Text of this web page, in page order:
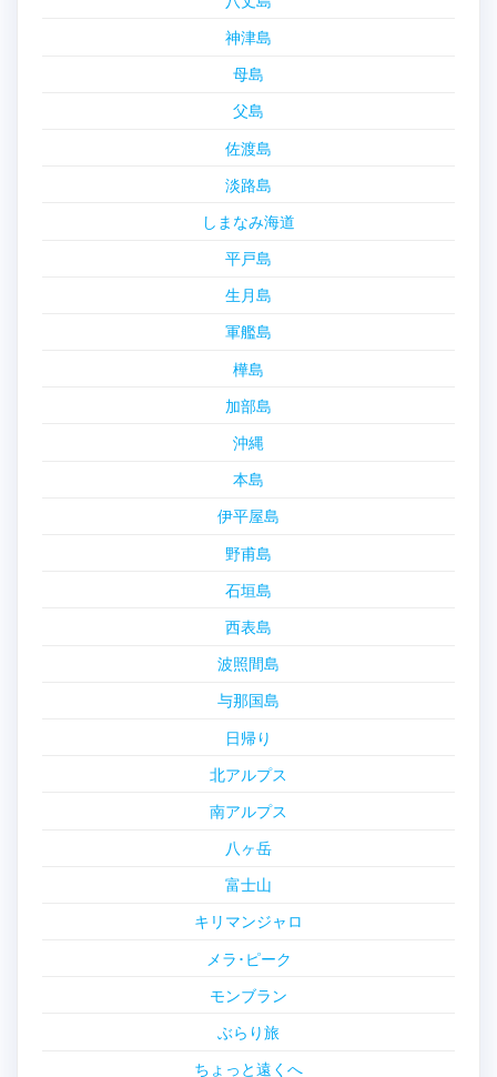
神津島
母島
父島
佐渡島
淡路島
しまなみ海道
平戸島
生月島
軍艦島
樺島
加部島
沖縄
本島
伊平屋島
野甫島
石垣島
西表島
波照間島
与那国島
日帰り
北アルプス
南アルプス
八ヶ岳
富士山
キリマンジャロ
メラ･ピーク
モンブラン
ぶらり旅
ちょっと遠くへ